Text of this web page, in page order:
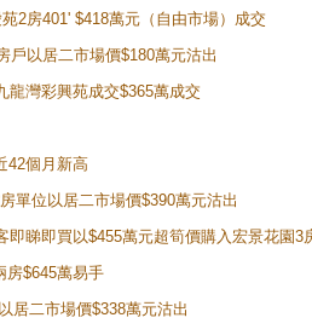
2房401' $418萬元（自由市場）成交
戶以居二市場價$180萬元沽出
龍灣彩興苑成交$365萬成交
42個月新高
單位以居二市場價$390萬元沽出
睇即買以$455萬元超筍價購入宏景花園3
房$645萬易手
居二市場價$338萬元沽出